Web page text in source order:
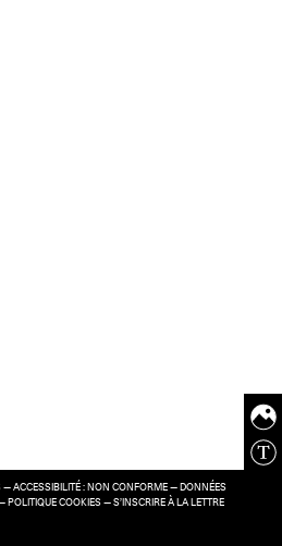
— ACCESSIBILITÉ : NON CONFORME — DONNÉES
POLITIQUE COOKIES — S’INSCRIRE À LA LETTRE